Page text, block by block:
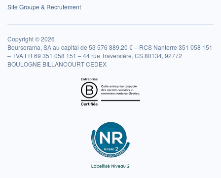
Site Groupe & Recrutement
Copyright © 2026
Boursorama, SA au capital de 53 576 889,20 € – RCS Nanterre 351 058 151
– TVA FR 69 351 058 151 – 44 rue Traversière, CS 80134, 92772
BOULOGNE BILLANCOURT CEDEX